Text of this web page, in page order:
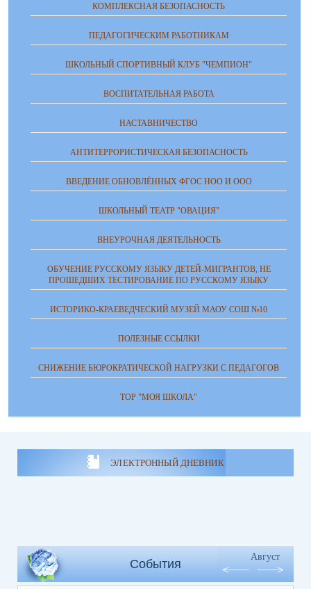
КОМПЛЕКСНАЯ БЕЗОПАСНОСТЬ
ПЕДАГОГИЧЕСКИМ РАБОТНИКАМ
ШКОЛЬНЫЙ СПОРТИВНЫЙ КЛУБ "ЧЕМПИОН"
ВОСПИТАТЕЛЬНАЯ РАБОТА
НАСТАВНИЧЕСТВО
АНТИТЕРРОРИСТИЧЕСКАЯ БЕЗОПАСНОСТЬ
ВВЕДЕНИЕ ОБНОВЛЁННЫХ ФГОС НОО И ООО
ШКОЛЬНЫЙ ТЕАТР "ОВАЦИЯ"
ВНЕУРОЧНАЯ ДЕЯТЕЛЬНОСТЬ
ОБУЧЕНИЕ РУССКОМУ ЯЗЫКУ ДЕТЕЙ-МИГРАНТОВ, НЕ
ПРОШЕДШИХ ТЕСТИРОВАНИЕ ПО РУССКОМУ ЯЗЫКУ
ИСТОРИКО-КРАЕВЕДЧЕСКИЙ МУЗЕЙ МАОУ СОШ №10
ПОЛЕЗНЫЕ ССЫЛКИ
СНИЖЕНИЕ БЮРОКРАТИЧЕСКОЙ НАГРУЗКИ С ПЕДАГОГОВ
ТОР "МОЯ ШКОЛА"
ЭЛЕКТРОННЫЙ ДНЕВНИК
События
Август